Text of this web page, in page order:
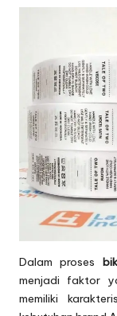
Dalam proses
menjadi faktor
memiliki